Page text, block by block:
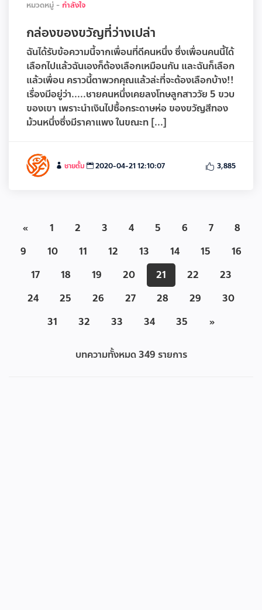
หมวดหมู่ - กำลังใจ
กล่องของขวัญที่ว่างเปล่า
ฉันได้รับข้อความนี้จากเพื่อนที่ดีคนหนึ่ง ซึ่งเพื่อนคนนี้ได้
เลือกไปแล้วฉันเองก็ต้องเลือกเหมือนกัน และฉันก็เลือก
แล้วเพื่อน คราวนี้ตาพวกคุณแล้วล่ะที่จะต้องเลือกบ้าง!!
เรื่องมีอยู่ว่า.....ชายคนหนึ่งเคยลงโทษลูกสาววัย 5 ขวบ
ของเขา เพราะนำเงินไปซื้อกระดาษห่อ ของขวัญสีทอง
ม้วนหนึ่งซึ่งมีราคาแพง ในขณะท [...]
ชายตั้ม 2020-04-21 12:10:07 3,885
« 1 2 3 4 5 6 7
8
9
10 11 12 13 14 15
16
17
18 19 20 21 22
23
24
25 26 27 28 29
30
31
32 33 34 35 »
บทความทั้งหมด349 รายการ